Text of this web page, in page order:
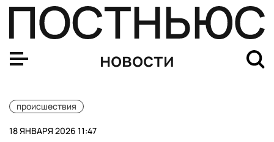
новости
происшествия
18 ЯНВАРЯ 2026 11:47
В центре Москвы загорелся жилой дом